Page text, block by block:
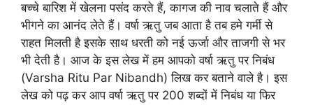
बच्चे बारिश में खेलना पसंद करते हैं, कागज की नाव चलाते हैं और
भीगने का आनंद लेते हैं। वर्षा ऋतु जब आता है तब हमे गर्मी से
राहत मिलती है इसके साथ धरती को नई ऊर्जा और ताजगी से भर
भी देती है। आज के इस लेख में हम आपको वर्षा ऋतु पर निबंध
(Varsha Ritu Par Nibandh) लिख कर बताने वाले है। इस
लेख को पढ़ कर आप वर्षा ऋतु पर 200 शब्दों में निबंध या फिर